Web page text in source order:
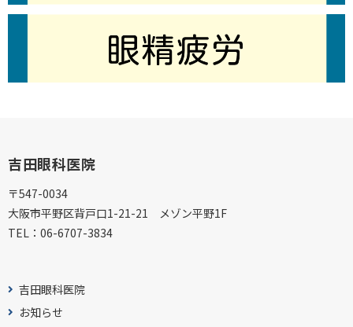
吉田眼科医院
〒547-0034
大阪市平野区背戸口1-21-21 メゾン平野1F
TEL： 06-6707-3834
吉田眼科医院
お知らせ